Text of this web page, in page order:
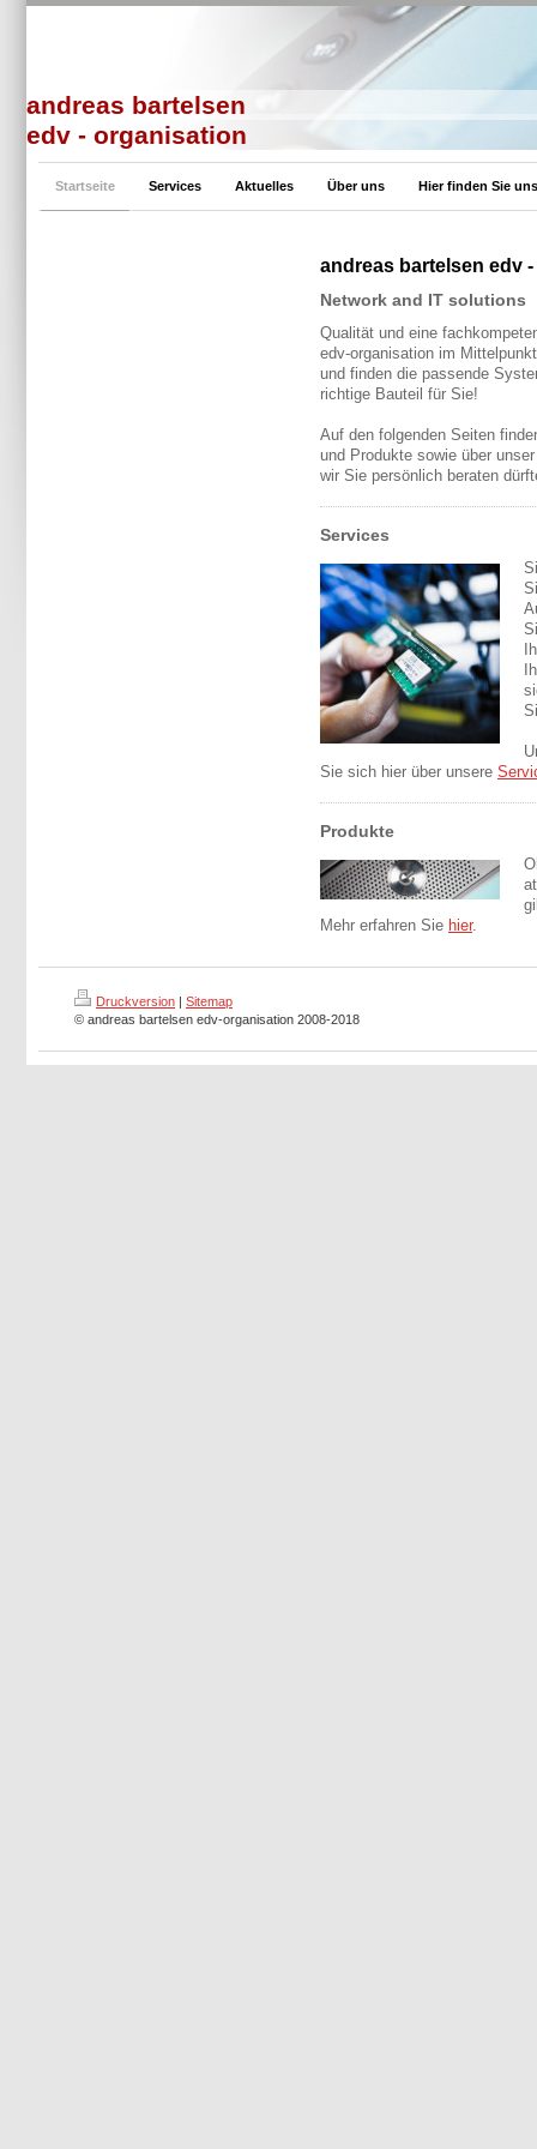
andreas bartelsen
edv - organisation
Startseite Services Aktuelles Über uns Hier finden Sie uns
andreas bartelsen edv
Network and IT solutions
Qualität und eine
edv-organisation im
und finden die passende
richtige Bauteil für Sie!
Auf den folgenden Seiten
und Produkte sowie über
wir Sie persönlich beraten
Services
Sie sich hier über unsere
Produkte
Mehr erfahren Sie hier.
Druckversion | Sitemap
© andreas bartelsen edv-organisation 2008-2018